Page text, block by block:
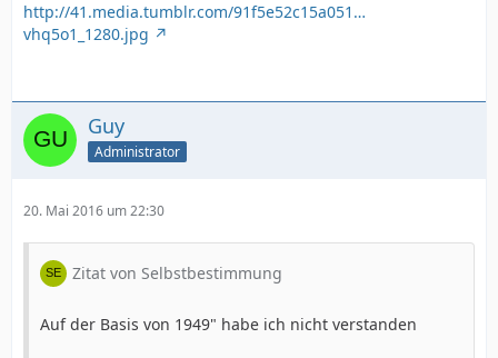
http://41.media.tumblr.com/91f5e52c15a051…
vhq5o1_1280.jpg
Guy
Administrator
20. Mai 2016 um 22:30
Zitat von Selbstbestimmung
Auf der Basis von 1949" habe ich nicht verstanden